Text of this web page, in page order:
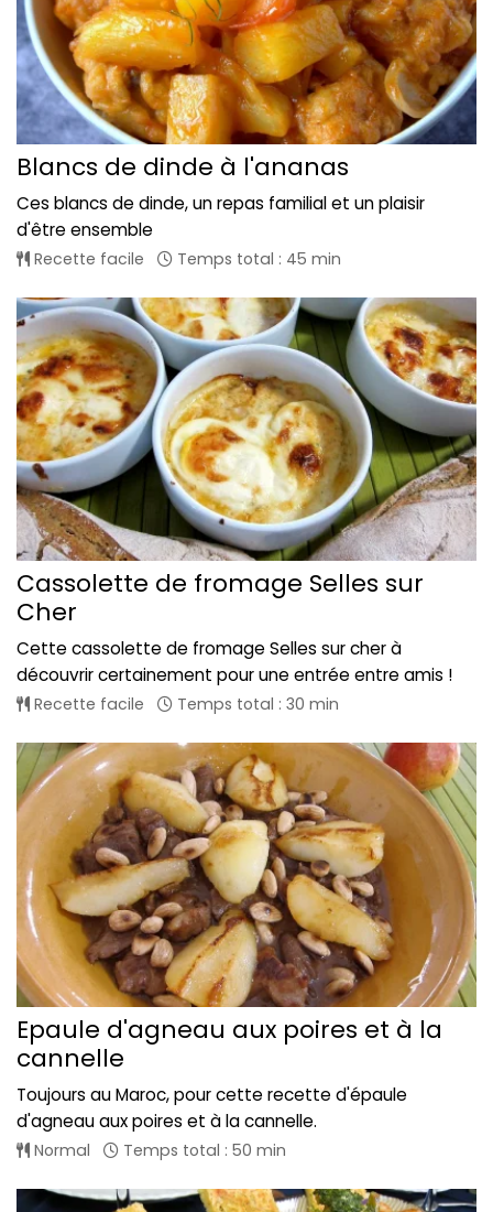
Blancs de dinde à l'ananas
Ces blancs de dinde, un repas familial et un plaisir
d'être ensemble
Recette facile Temps total : 45 min
Cassolette de fromage Selles sur
Cher
Cette cassolette de fromage Selles sur cher à
découvrir certainement pour une entrée entre amis !
Recette facile Temps total : 30 min
Epaule d'agneau aux poires et à la
cannelle
Toujours au Maroc, pour cette recette d'épaule
d'agneau aux poires et à la cannelle.
Normal Temps total : 50 min